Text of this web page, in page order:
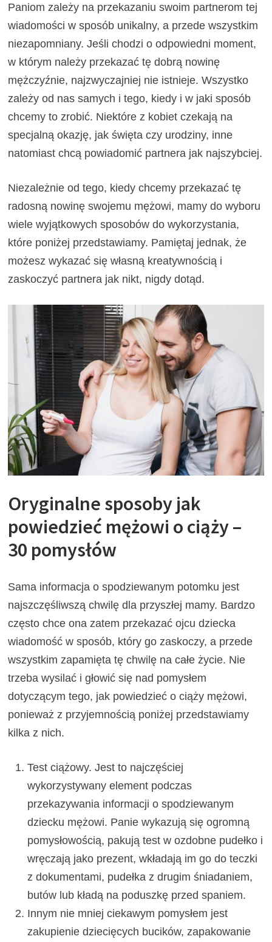
Paniom zależy na przekazaniu swoim partnerom tej
wiadomości w sposób unikalny, a przede wszystkim
niezapomniany. Jeśli chodzi o odpowiedni moment,
w którym należy przekazać tę dobrą nowinę
mężczyźnie, najzwyczajniej nie istnieje. Wszystko
zależy od nas samych i tego, kiedy i w jaki sposób
chcemy to zrobić. Niektóre z kobiet czekają na
specjalną okazję, jak święta czy urodziny, inne
natomiast chcą powiadomić partnera jak najszybciej.
Niezależnie od tego, kiedy chcemy przekazać tę
radosną nowinę swojemu mężowi, mamy do wyboru
wiele wyjątkowych sposobów do wykorzystania,
które poniżej przedstawiamy. Pamiętaj jednak, że
możesz wykazać się własną kreatywnością i
zaskoczyć partnera jak nikt, nigdy dotąd.
Oryginalne sposoby jak
powiedzieć mężowi o ciąży –
30 pomysłów
Sama informacja o spodziewanym potomku jest
najszczęśliwszą chwilę dla przyszłej mamy. Bardzo
często chce ona zatem przekazać ojcu dziecka
wiadomość w sposób, który go zaskoczy, a przede
wszystkim zapamięta tę chwilę na całe życie. Nie
trzeba wysilać i głowić się nad pomysłem
dotyczącym tego, jak powiedzieć o ciąży mężowi,
ponieważ z przyjemnością poniżej przedstawiamy
kilka z nich.
Test ciążowy. Jest to najczęściej
wykorzystywany element podczas
przekazywania informacji o spodziewanym
dziecku mężowi. Panie wykazują się ogromną
pomysłowością, pakują test w ozdobne pudełko i
wręczają jako prezent, wkładają im go do teczki
z dokumentami, pudełka z drugim śniadaniem,
butów lub kładą na poduszkę przed spaniem.
Innym nie mniej ciekawym pomysłem jest
zakupienie dziecięcych bucików, zapakowanie